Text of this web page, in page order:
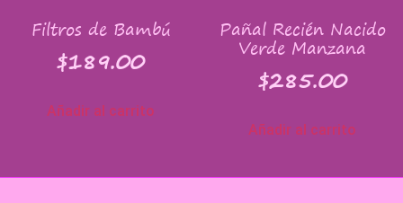
Filtros de Bambú
$189.00
Añadir al carrito
Pañal Recién Nacido
Verde Manzana
$285.00
Añadir al carrito